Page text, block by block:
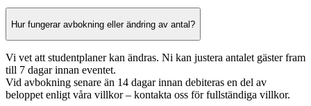
Hur fungerar avbokning eller ändring av antal?
Vi vet att studentplaner kan ändras. Ni kan justera antalet gäster fram
till 7 dagar innan eventet.
Vid avbokning senare än 14 dagar innan debiteras en del av
beloppet enligt våra villkor – kontakta oss för fullständiga villkor.